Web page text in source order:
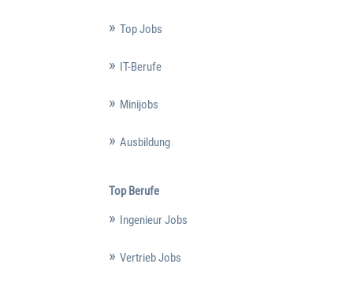
Top Jobs
IT-Berufe
Minijobs
Ausbildung
Top Berufe
Ingenieur Jobs
Vertrieb Jobs